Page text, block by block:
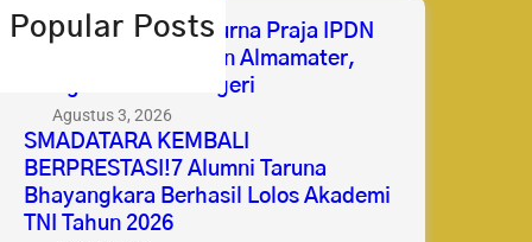
h
Popular Posts
Selamat & Sukses Purna Praja IPDN
2026 Membanggakan Almamater,
Mengabdi untuk Negeri
Agustus 3, 2026
SMADATARA KEMBALI
BERPRESTASI!7 Alumni Taruna
Bhayangkara Berhasil Lolos Akademi
TNI Tahun 2026